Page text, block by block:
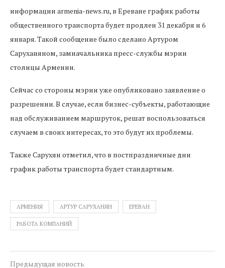
информации armenia-news.ru, в Ереване график работы
общественного транспорта будет продлен 31 декабря и 6
января. Такой сообщение было сделано Артуром
Саруханяном, замначальника пресс-службы мэрии
столицы Армении.
Сейчас со стороны мэрии уже опубликовано заявление о
разрешении. В случае, если бизнес-субъекты, работающие
над обслуживанием маршруток, решат воспользоваться
случаем в своих интересах, то это будут их проблемы.
Также Сарухян отметил, что в постпраздничные дни
график работы транспорта будет стандартным.
АРМЕНИЯ АРТУР САРУХАНЯН ЕРЕВАН
РАБОТА КОМПАНИЙ
Предыдущая новость